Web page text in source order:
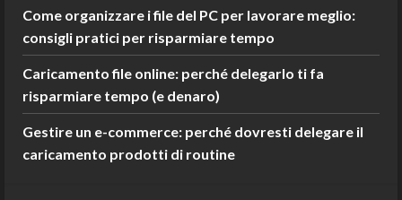
Come organizzare i file del PC per lavorare meglio:
consigli pratici per risparmiare tempo
Caricamento file online: perché delegarlo ti fa
risparmiare tempo (e denaro)
Gestire un e-commerce: perché dovresti delegare il
caricamento prodotti di routine